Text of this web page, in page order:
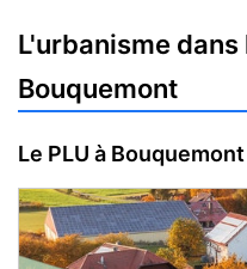
L'urbanisme
Bouquemont
Le PLU à Bouquemont